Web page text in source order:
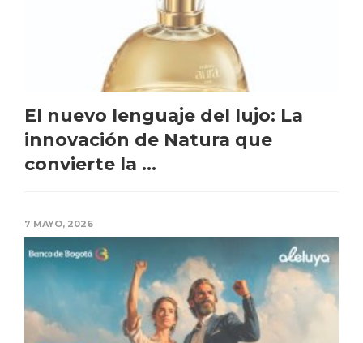
El nuevo lenguaje del lujo: La
innovación de Natura que
convierte la ...
7 MAYO, 2026